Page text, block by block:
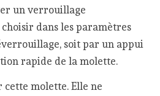
un verrouillage
dans les paramètres
soit par un appui
rapide de la molette.
cette molette. Elle ne